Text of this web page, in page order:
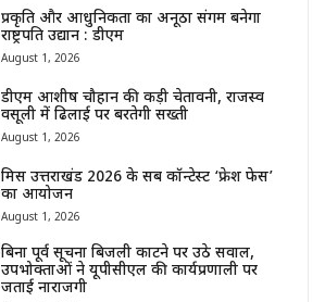
प्रकृति और आधुनिकता का अनूठा संगम बनेगा
राष्ट्रपति उद्यान : डीएम
August 1, 2026
डीएम आशीष चौहान की कड़ी चेतावनी, राजस्व
वसूली में ढिलाई पर बरतेगी सख्ती
August 1, 2026
मिस उत्तराखंड 2026 के सब कॉन्टेस्ट ‘फ्रेश फेस’
का आयोजन
August 1, 2026
बिना पूर्व सूचना बिजली काटने पर उठे सवाल,
उपभोक्ताओं ने यूपीसीएल की कार्यप्रणाली पर
जताई नाराजगी